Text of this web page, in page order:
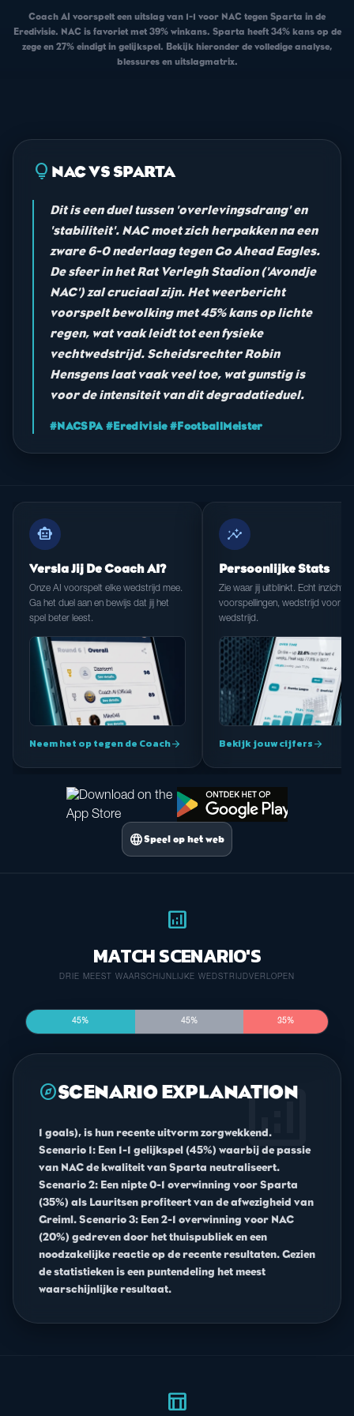
Coach AI voorspelt een uitslag van 1-1 voor NAC tegen Sparta in de
Eredivisie. NAC is favoriet met 39% winkans. Sparta heeft 34% kans op de
zege en 27% eindigt in gelijkspel. Bekijk hieronder de volledige analyse,
blessures en uitslagmatrix.
lightbulb NAC VS SPARTA
Dit is een duel tussen 'overlevingsdrang' en
'stabiliteit'. NAC moet zich herpakken na een
zware 6-0 nederlaag tegen Go Ahead Eagles.
De sfeer in het Rat Verlegh Stadion ('Avondje
NAC') zal cruciaal zijn. Het weerbericht
voorspelt bewolking met 45% kans op lichte
regen, wat vaak leidt tot een fysieke
vechtwedstrijd. Scheidsrechter Robin
Hensgens laat vaak veel toe, wat gunstig is
voor de intensiteit van dit degradatieduel.
#NACSPA #Eredivisie #FootballMeister
smart_toy
Versla Jij De Coach AI?
Onze AI voorspelt elke wedstrijd mee.
Ga het duel aan en bewijs dat jij het
spel beter leest.
Neem het op tegen de Coacharrow_forward
insights
Persoonlijke Stats
Zie waar jij uitblinkt. Echt inzicht in
voorspellingen, wedstrijd voor
wedstrijd.
Bekijk jouw cijfersarrow_forward
languageSpeel op het web
analytics
MATCH SCENARIO'S
DRIE MEEST WAARSCHIJNLIJKE WEDSTRIJDVERLOPEN
45% 45% 35%
analytics
exploreSCENARIO EXPLANATION
1 goals), is hun recente uitvorm zorgwekkend.
Scenario 1: Een 1-1 gelijkspel (45%) waarbij de passie
van NAC de kwaliteit van Sparta neutraliseert.
Scenario 2: Een nipte 0-1 overwinning voor Sparta
(35%) als Lauritsen profiteert van de afwezigheid van
Greiml. Scenario 3: Een 2-1 overwinning voor NAC
(20%) gedreven door het thuispubliek en een
noodzakelijke reactie op de recente resultaten. Gezien
de statistieken is een puntendeling het meest
waarschijnlijke resultaat.
table_chart